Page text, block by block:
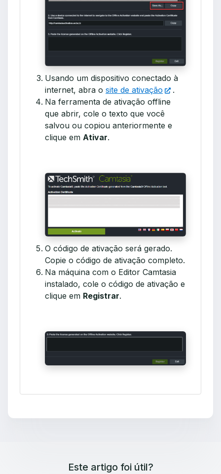
Usando um dispositivo conectado à
internet, abra o site de ativação
.
Na ferramenta de ativação offline
que abrir, cole o texto que você
salvou ou copiou anteriormente e
clique em Ativar.
O código de ativação será gerado.
Copie o código de ativação completo.
Na máquina com o Editor Camtasia
instalado, cole o código de ativação e
clique em Registrar.
Este artigo foi útil?